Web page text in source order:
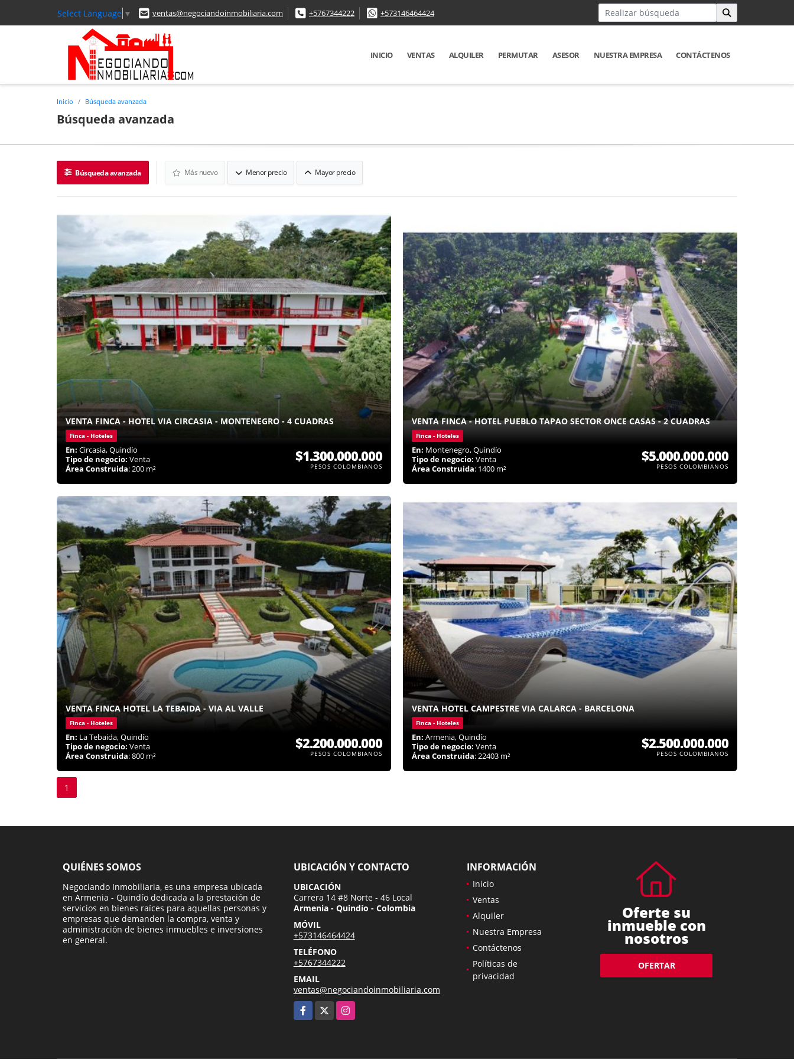
Select Language ▼ ventas@negociandoinmobiliaria.com +5767344222 +573146464424
INICIO VENTAS ALQUILER PERMUTAR ASESOR NUESTRA EMPRESA CONTÁCTENOS
Inicio Búsqueda avanzada
Búsqueda avanzada
Búsqueda avanzada Más nuevo Menor precio Mayor precio
VENTA FINCA - HOTEL VIA CIRCASIA - MONTENEGRO - 4 CUADRAS
Finca - Hoteles
En: Circasia, Quindío
Tipo de negocio: Venta
Área Construida: 200 m²
$1.300.000.000
PESOS COLOMBIANOS
VENTA FINCA - HOTEL PUEBLO TAPAO SECTOR ONCE CASAS - 2 CUADRAS
Finca - Hoteles
En: Montenegro, Quindío
Tipo de negocio: Venta
Área Construida: 1400 m²
$5.000.000.000
PESOS COLOMBIANOS
VENTA FINCA HOTEL LA TEBAIDA - VIA AL VALLE
Finca - Hoteles
En: La Tebaida, Quindío
Tipo de negocio: Venta
Área Construida: 800 m²
$2.200.000.000
PESOS COLOMBIANOS
VENTA HOTEL CAMPESTRE VIA CALARCA - BARCELONA
Finca - Hoteles
En: Armenia, Quindío
Tipo de negocio: Venta
Área Construida: 22403 m²
$2.500.000.000
PESOS COLOMBIANOS
1
QUIÉNES SOMOS
Negociando Inmobiliaria, es una empresa ubicada
en Armenia - Quindío dedicada a la prestación de
servicios en bienes raíces para aquellas personas y
empresas que demanden la compra, venta y
administración de bienes inmuebles e inversiones
en general.
UBICACIÓN Y CONTACTO
UBICACIÓN
Carrera 14 #8 Norte - 46 Local
Armenia - Quindío - Colombia
MÓVIL
+573146464424
TELÉFONO
+5767344222
EMAIL
ventas@negociandoinmobiliaria.com
Facebook
Instagram
INFORMACIÓN
Inicio
Ventas
Alquiler
Nuestra Empresa
Contáctenos
Políticas de
privacidad
Oferte su
inmueble con
nosotros
OFERTAR